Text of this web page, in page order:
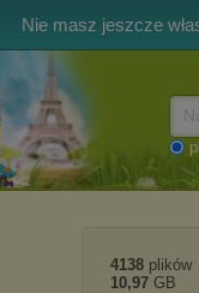
Nie masz jeszcze
4138 plików
10,97 GB